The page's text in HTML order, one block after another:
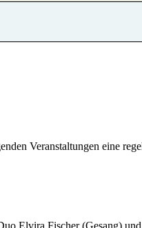
Veranstaltungen eine
Elvira Fischer (Gesang)